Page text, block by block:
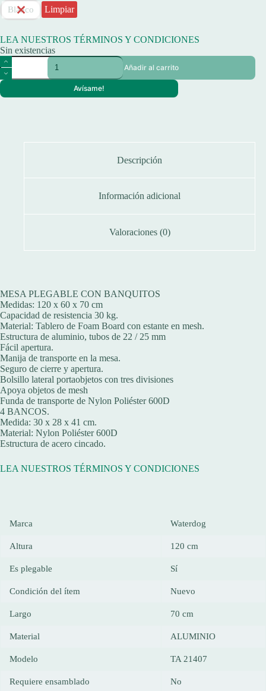
Blanco Limpiar
LEA NUESTROS TÉRMINOS Y CONDICIONES
Sin existencias
Mesa
Waterdog/ckayt
120x60x70
Aluminio
Añadir al carrito
Avísame!
Descripción
Información adicional
Valoraciones (0)
MESA PLEGABLE CON BANQUITOS
Medidas: 120 x 60 x 70 cm
Capacidad de resistencia 30 kg.
Material: Tablero de Foam Board con estante en mesh.
Estructura de aluminio, tubos de 22 / 25 mm
Fácil apertura.
Manija de transporte en la mesa.
Seguro de cierre y apertura.
Bolsillo lateral portaobjetos con tres divisiones
Apoya objetos de mesh
Funda de transporte de Nylon Poliéster 600D
4 BANCOS.
Medida: 30 x 28 x 41 cm.
Material: Nylon Poliéster 600D
Estructura de acero cincado.
LEA NUESTROS TÉRMINOS Y CONDICIONES
Marca Waterdog
Altura 120 cm
Es plegable Sí
Condición del ítem Nuevo
Largo 70 cm
Material ALUMINIO
Modelo TA 21407
Requiere ensamblado No